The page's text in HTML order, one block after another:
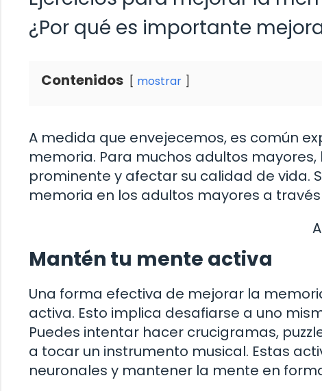
¿Por qué es importante
Contenidos mostrar
A medida que envejecemos, es común
memoria. Para muchos adultos
prominente y afectar su calidad de vida.
memoria en los adultos mayores a
Mantén tu mente activa
Una forma efectiva de mejorar la
activa. Esto implica desafiarse a uno
Puedes intentar hacer crucigramas,
a tocar un instrumento musical. Estas
neuronales y mantener la mente en